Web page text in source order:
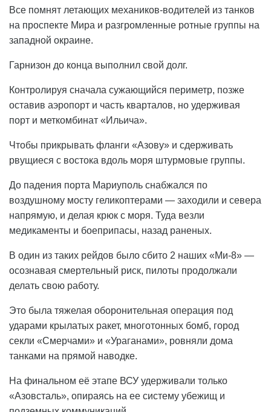
Все помнят летающих механиков-водителей из танков
на проспекте Мира и разгромленные ротные группы на
западной окраине.
Гарнизон до конца выполнил свой долг.
Контролируя сначала сужающийся периметр, позже
оставив аэропорт и часть кварталов, но удерживая
порт и меткомбинат «Ильича».
Чтобы прикрывать фланги «Азову» и сдерживать
рвущиеся с востока вдоль моря штурмовые группы.
До падения порта Мариуполь снабжался по
воздушному мосту геликоптерами — заходили и севера
напрямую, и делая крюк с моря. Туда везли
медикаменты и боеприпасы, назад раненых.
В один из таких рейдов было сбито 2 наших «Ми-8» —
осознавая смертельный риск, пилоты продолжали
делать свою работу.
Это была тяжелая оборонительная операция под
ударами крылатых ракет, многотонных бомб, город
секли «Смерчами» и «Ураганами», ровняли дома
танками на прямой наводке.
На финальном её этапе ВСУ удерживали только
«Азовсталь», опираясь на ее систему убежищ и